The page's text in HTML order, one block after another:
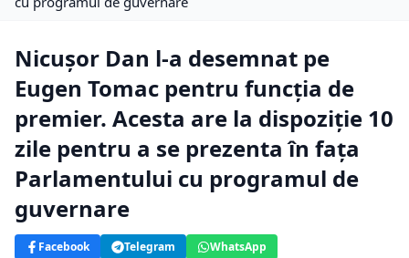
Nicușor Dan l-a desemnat pe
Eugen Tomac pentru funcția de
premier. Acesta are la dispoziție 10
zile pentru a se prezenta în fața
Parlamentului cu programul de
guvernare
Facebook Telegram WhatsApp